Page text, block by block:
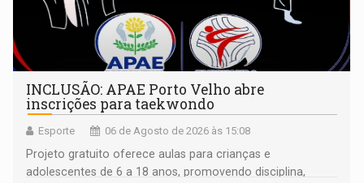
INCLUSÃO: APAE Porto Velho abre
inscrições para taekwondo
Esporte 06 de Agosto de 2026 às 15:08
Projeto gratuito oferece aulas para crianças e
adolescentes de 6 a 18 anos, promovendo disciplina,